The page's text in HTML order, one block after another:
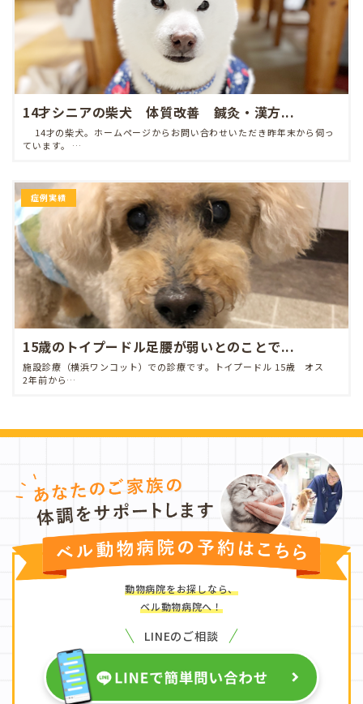
14才シニアの柴犬 体質改善 鍼灸・漢方...
14才の柴犬。ホームページからお問い合わせいただき昨年末から伺っ
ています。 …
症例実績
15歳のトイプードル足腰が弱いとのことで...
施設診療（横浜ワンコット）での診療です。トイプードル 15歳 オス
2年前から…
動物病院をお探しなら、
ベル動物病院へ！
LINEのご相談